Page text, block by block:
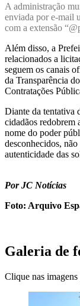
A administração
enviada por e-mail
com a extensão
Além disso, a
relacionados a
seguem os canais
da Transparência
Contratações
Diante da tentativa
cidadãos redobrem
nome do poder
desconhecidos,
autenticidade das
Por JC Notícias
Foto: Arquivo
Galeria de
Clique nas